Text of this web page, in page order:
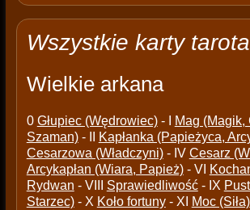
Wszystkie karty tarota
Wielkie arkana
0 Głupiec (Wędrowiec)- I
Mag (Magik,
Szaman)- II Kapłanka (Papieżyca,
Cesarzowa (Władczyni)- IV Cesarz
Arcykapłan (Wiara, Papież)- VI
Rydwan - VIII Sprawiedliwość- IX
Starzec)- X Koło fortuny- XI Moc (Siła)